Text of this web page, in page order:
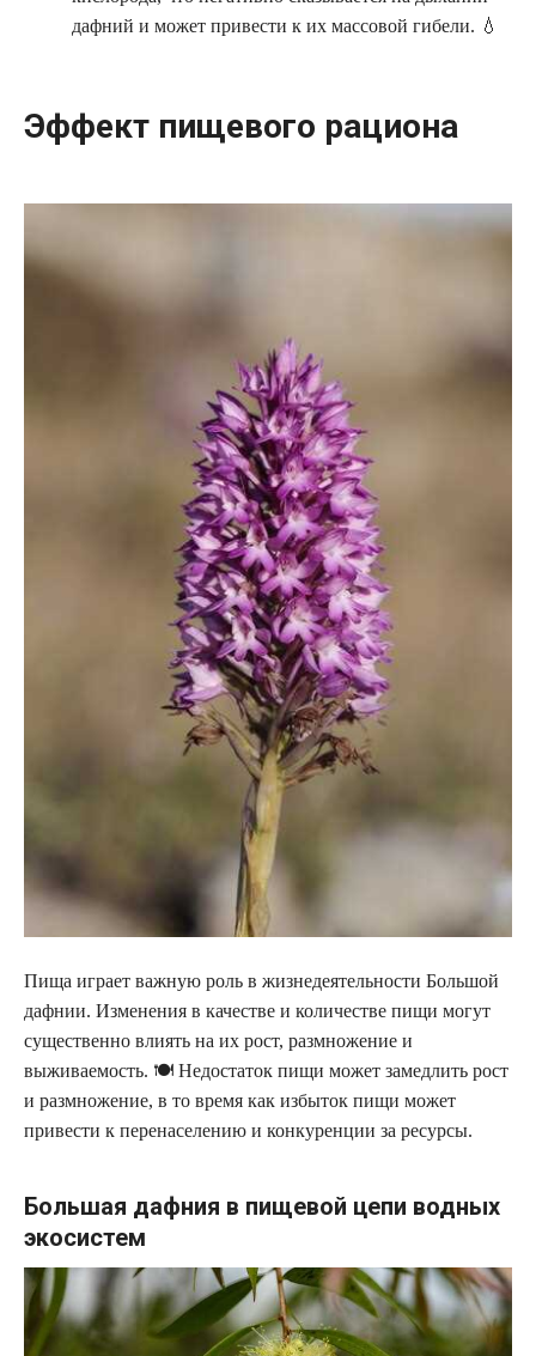
дафний и может привести к их массовой гибели. 💧
Эффект пищевого рациона
Пища играет важную роль в жизнедеятельности Большой
дафнии. Изменения в качестве и количестве пищи могут
существенно влиять на их рост, размножение и
выживаемость. 🍽️ Недостаток пищи может замедлить рост
и размножение, в то время как избыток пищи может
привести к перенаселению и конкуренции за ресурсы.
Большая дафния в пищевой цепи водных
экосистем